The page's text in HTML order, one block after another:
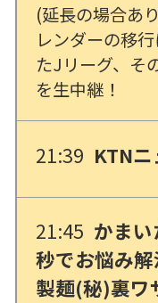
(延長の場合あ
レンダーの移
たJリーグ、そ
を生中継！
21:39 KTN
21:45 かま
秒でお悩み
製麺(秘)裏ワ